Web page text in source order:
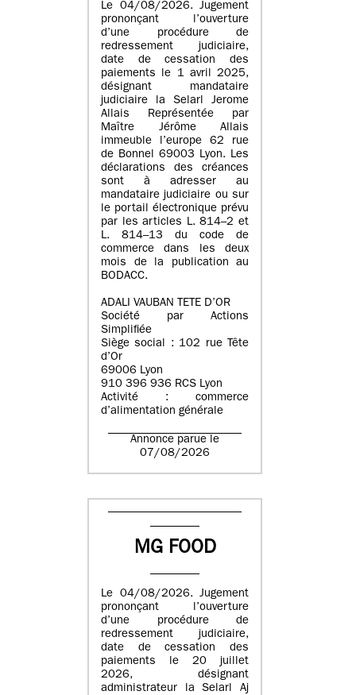
Le 04/08/2026. Jugement
prononçant l’ouverture
d’une procédure de
redressement judiciaire,
date de cessation des
paiements le 1 avril 2025,
désignant mandataire
judiciaire la Selarl Jerome
Allais Représentée par
Maître Jérôme Allais
immeuble l’europe 62 rue
de Bonnel 69003 Lyon. Les
déclarations des créances
sont à adresser au
mandataire judiciaire ou sur
le portail électronique prévu
par les articles L. 814–2 et
L. 814–13 du code de
commerce dans les deux
mois de la publication au
BODACC.
ADALI VAUBAN TETE D’OR
Société par Actions
Simplifiée
Siège social : 102 rue Tête
d’Or
69006 Lyon
910 396 936 RCS Lyon
Activité : commerce
d’alimentation générale
Annonce parue le
07/08/2026
MG FOOD
Le 04/08/2026. Jugement
prononçant l’ouverture
d’une procédure de
redressement judiciaire,
date de cessation des
paiements le 20 juillet
2026, désignant
administrateur la Selarl Aj